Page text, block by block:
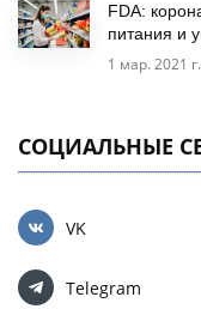
FDA:
питания и
1 мар. 2021 г.
СОЦИАЛЬНЫЕ
VK
Telegram